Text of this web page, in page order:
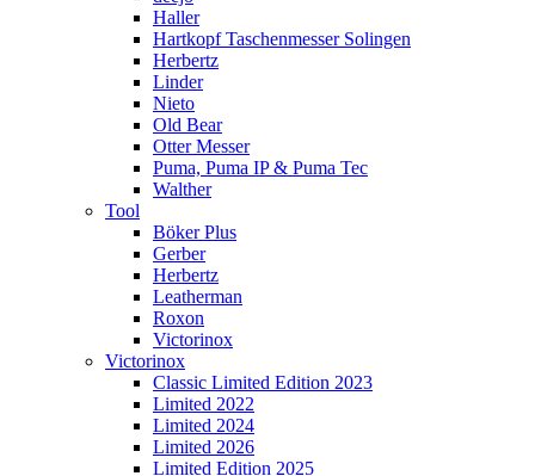
Haller
Hartkopf Taschenmesser Solingen
Herbertz
Linder
Nieto
Old Bear
Otter Messer
Puma, Puma IP & Puma Tec
Walther
Tool
Böker Plus
Gerber
Herbertz
Leatherman
Roxon
Victorinox
Victorinox
Classic Limited Edition 2023
Limited 2022
Limited 2024
Limited 2026
Limited Edition 2025